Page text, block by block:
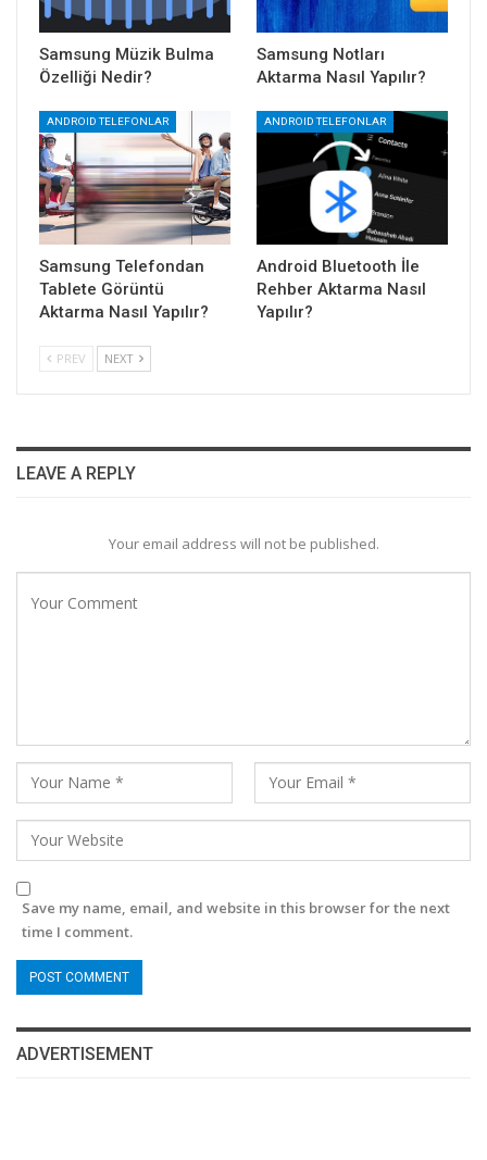
Samsung Müzik Bulma
Özelliği Nedir?
Samsung Notları
Aktarma Nasıl Yapılır?
ANDROID TELEFONLAR
Samsung Telefondan
Tablete Görüntü
Aktarma Nasıl Yapılır?
ANDROID TELEFONLAR
Android Bluetooth İle
Rehber Aktarma Nasıl
Yapılır?
PREV NEXT
LEAVE A REPLY
Your email address will not be published.
Save my name, email, and website in this browser for the next
time I comment.
ADVERTISEMENT